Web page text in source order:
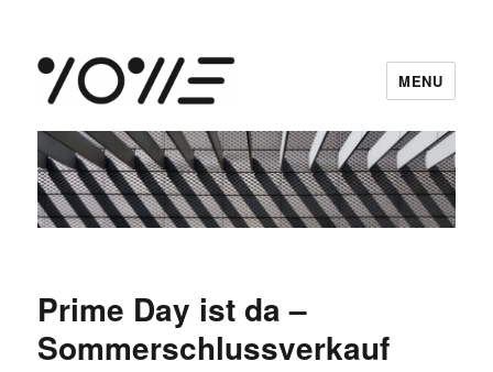
vowe dot net
MENU
Prime Day ist da –
Sommerschlussverkauf